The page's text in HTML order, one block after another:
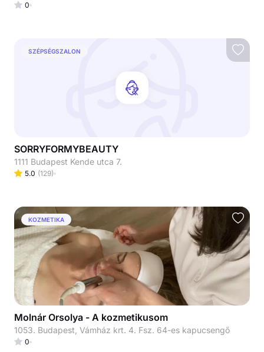
0
SZÉPSÉGSZALON
SORRYFORMYBEAUTY
1111 Budapest Kende utca 7.
5.0 (129)
KOZMETIKA
Molnár Orsolya - A kozmetikusom
1053. Budapest, Vámház krt. 4. Fsz. 64-es kapucsengő
0